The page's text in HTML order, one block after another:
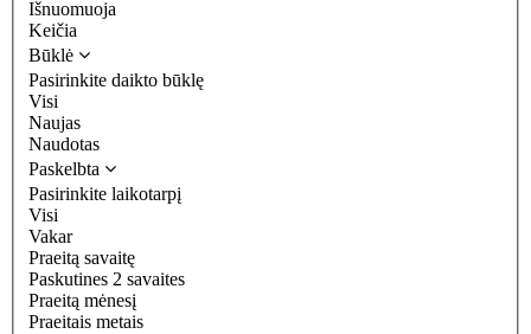
Išnuomuoja
Keičia
Būklė
Pasirinkite daikto būklę
Visi
Naujas
Naudotas
Paskelbta
Pasirinkite laikotarpį
Visi
Vakar
Praeitą savaitę
Paskutines 2 savaites
Praeitą mėnesį
Praeitais metais